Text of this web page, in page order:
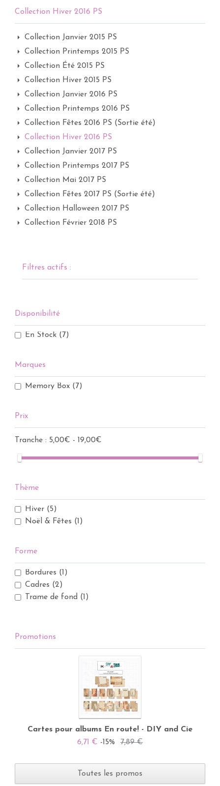
Collection Hiver 2016 PS
Collection Janvier 2015 PS
Collection Printemps 2015 PS
Collection Été 2015 PS
Collection Hiver 2015 PS
Collection Janvier 2016 PS
Collection Printemps 2016 PS
Collection Fêtes 2016 PS (Sortie été)
Collection Hiver 2016 PS
Collection Janvier 2017 PS
Collection Printemps 2017 PS
Collection Mai 2017 PS
Collection Fêtes 2017 PS (Sortie été)
Collection Halloween 2017 PS
Collection Février 2018 PS
Filtres actifs :
Disponibilité
En Stock (7)
Marques
Memory Box (7)
Prix
Tranche : 5,00€ - 19,00€
Thème
Hiver (5)
Noël & Fêtes (1)
Forme
Bordures (1)
Cadres (2)
Trame de fond (1)
Promotions
Cartes pour albums En route! - DIY and Cie
6,71 € -15% 7,89 €
Toutes les promos